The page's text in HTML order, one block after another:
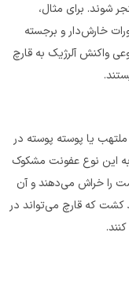
شوند. برای مثال،
خارش‌دار و برجسته
واکنش آلرژیک به قارچ
یا پوسته پوسته در
این نوع عفونت مشکوک
را خراش می‌دهند و آن
کشت که قارچ می‌تواند در